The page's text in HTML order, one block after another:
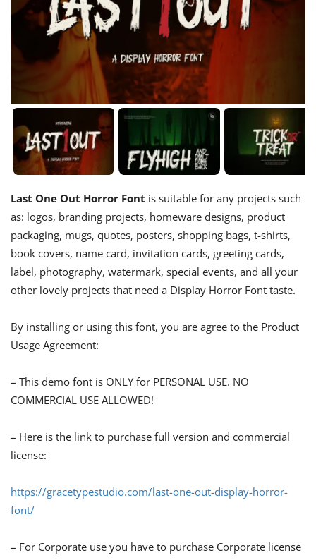
Last One Out Horror Font is suitable for any projects such
as: logos, branding projects, homeware designs, product
packaging, mugs, quotes, posters, shopping bags, t-shirts,
book covers, name card, invitation cards, greeting cards,
label, photography, watermark, special events, and all your
other lovely projects that need a Display Horror Font taste.
By installing or using this font, you are agree to the Product
Usage Agreement:
– This demo font is ONLY for PERSONAL USE. NO
COMMERCIAL USE ALLOWED!
– Here is the link to purchase full version and commercial
license:
https://gracetypestudio.com/last-one-out-display-horror-
font/
– For Corporate use you have to purchase Corporate license